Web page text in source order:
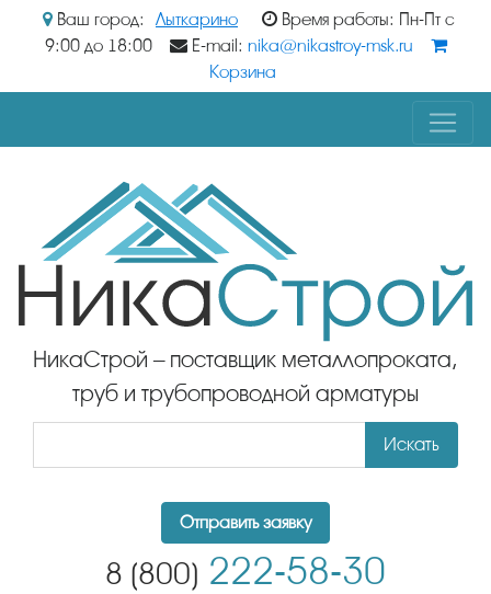
Ваш город: Лыткарино
Время работы: Пн-Пт с
9:00 до 18:00
E-mail: nika@nikastroy-msk.ru
Корзина
НикаСтрой – поставщик металлопроката,
труб и трубопроводной арматуры
Искать
Отправить заявку
8 (800) 222-58-30